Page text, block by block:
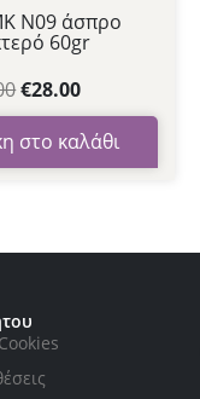
N09 άσπρο
60gr
€28.00
στο καλάθι